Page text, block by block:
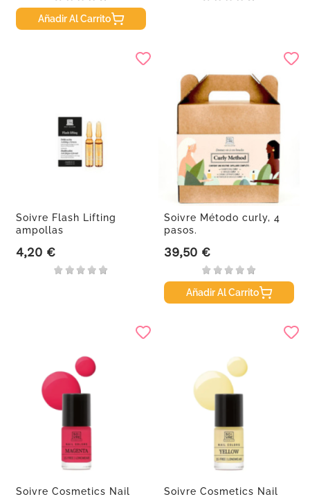
Añadir Al Carrito
Soivre Flash Lifting
ampollas
Precio
4,20 €
Soivre Método curly, 4
pasos.
Precio
39,50 €
Añadir Al Carrito
Soivre Cosmetics Nail
Soivre Cosmetics Nail